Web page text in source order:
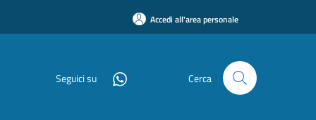
Accedi all'area personale
Seguici su Cerca